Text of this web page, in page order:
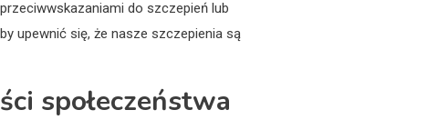
do szczepień lub
upewnić się, że nasze szczepienia są
społeczeństwa